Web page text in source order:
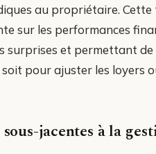
au propriétaire.
sur les performances
surprises et permettant
soit pour ajuster les loyers
jacentes à la